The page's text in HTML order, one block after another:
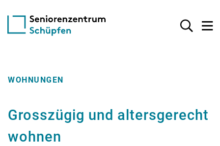
WOHNUNGEN
Grosszügig und altersgerecht
wohnen